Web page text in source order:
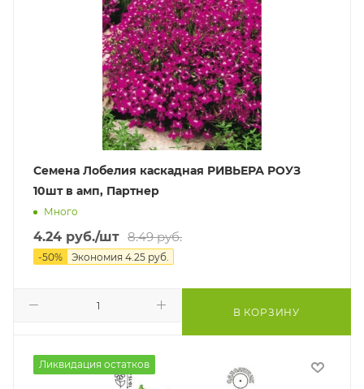
Семена Лобелия каскадная РИВЬЕРА РОУЗ
10шт в амп, Партнер
Много
4.24 руб./шт 8.49руб.
-50% Экономия 4.25 руб.
В КОРЗИНУ
Ликвидация остатков